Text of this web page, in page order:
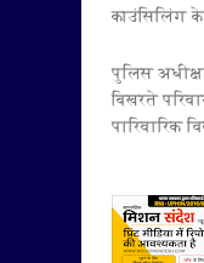
काउंसिलिंग
पुलिस
बिखरते
पारिवारिक